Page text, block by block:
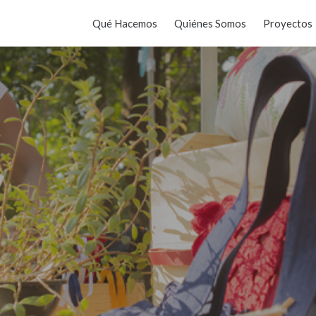
Qué Hacemos Quiénes Somos Proyectos